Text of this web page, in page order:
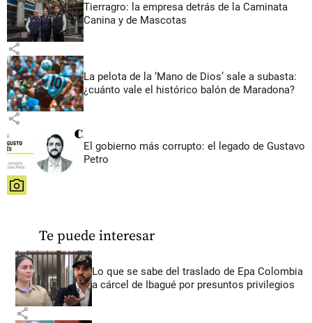
Tierragro: la empresa detrás de la Caminata
Canina y de Mascotas
share
La pelota de la ‘Mano de Dios’ sale a subasta:
¿cuánto vale el histórico balón de Maradona?
share
El gobierno más corrupto: el legado de Gustavo
Petro
share
Te puede interesar
Lo que se sabe del traslado de Epa Colombia
a cárcel de Ibagué por presuntos privilegios
share